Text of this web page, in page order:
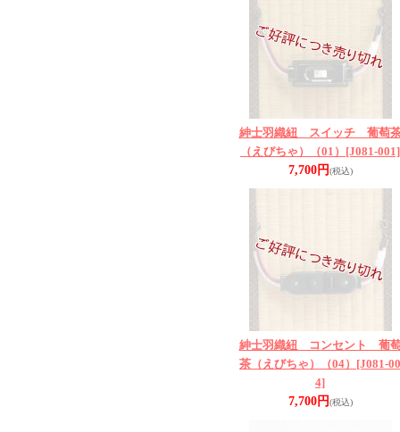
紳士羽織紐 スイッチ 葡萄
（えびちゃ）（01） [J081-001]
7,700円(税込)
紳士羽織紐 コンセント 葡
茶（えびちゃ）（04） [J081-00
4]
7,700円(税込)